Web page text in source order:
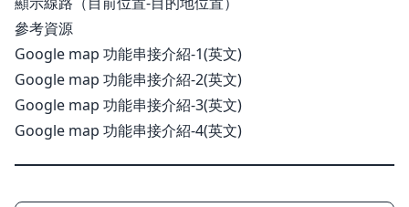
參考資源
Google map 功能串接介紹-1(英文)
Google map 功能串接介紹-2(英文)
Google map 功能串接介紹-3(英文)
Google map 功能串接介紹-4(英文)